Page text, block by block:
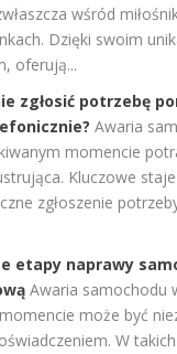
wśród
Dzięki swoim
oferują...
zgłosić potrzebę
Awaria
momencie
Kluczowe
zgłoszenie
etapy naprawy
Awaria samochodu
może być
W